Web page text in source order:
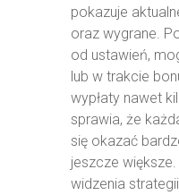
pokazuje
oraz wygrane.
od ustawień,
lub w trakcie
wypłaty nawet
sprawia, że
się okazać
jeszcze
widzenia